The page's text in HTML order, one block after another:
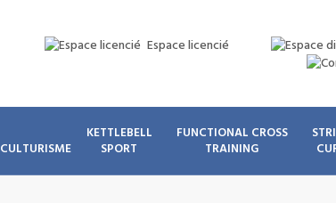
Espace licencié
CULTURISME
KETTLEBELL
SPORT
FUNCTIONAL CROSS
TRAINING